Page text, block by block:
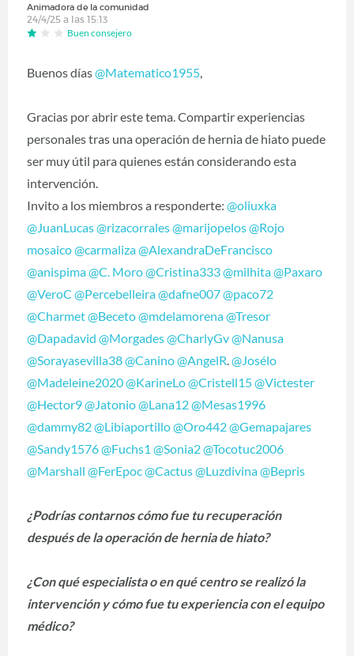
Animadora de la comunidad
24/4/25 a las 15:13
Buen consejero
Buenos días@Matematico1955,
Gracias por abrir este tema. Compartir experiencias
personales tras una operación de hernia de hiato puede
ser muy útil para quienes están considerando esta
intervención.
Invito a los miembros a responderte: @oliuxka
@JuanLucas@rizacorrales@marijopelos@Rojo
mosaico@carmaliza@AlexandraDeFrancisco
@anispima@C. Moro@Cristina333@milhita@Paxaro
@VeroC @Percebelleira@dafne007@paco72
@Charmet@Beceto@mdelamorena@Tresor
@Dapadavid @Morgades@CharlyGv@Nanusa
@Sorayasevilla38@Canino@AngelR.@Josélo
@Madeleine2020@KarineLo@Cristell15@Victester
@Hector9@Jatonio@Lana12@Mesas1996
@dammy82@Libiaportillo@Oro442@Gemapajares
@Sandy1576@Fuchs1 @Sonia2@Tocotuc2006
@Marshall @FerEpoc@Cactus@Luzdivina@Bepris
¿Podrías contarnos cómo fue tu recuperación
después de la operación de hernia de hiato?
¿Con qué especialista o en qué centro se realizó la
intervención y cómo fue tu experiencia con el equipo
médico?